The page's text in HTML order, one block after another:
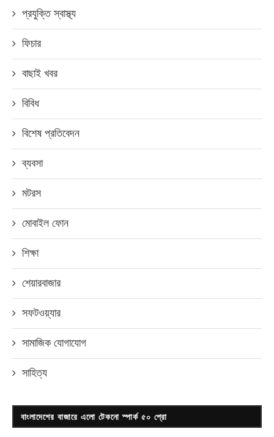
প্রযুক্তি স্বাস্থ্য
ফিচার
বাছাই খবর
বিবিধ
বিশেষ প্রতিবেদন
ব্যবসা
মটরস
মোবাইল ফোন
শিক্ষা
শেয়ারবাজার
সফটওয়্যার
সামাজিক যোগাযোগ
সাহিত্য
বাংলাদেশের বাজারে এলো টেকনো স্পার্ক ৫০ প্রো